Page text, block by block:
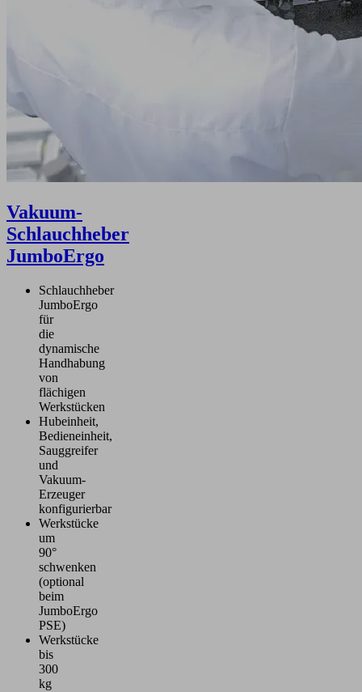
Vakuum-
Schlauchheber
JumboErgo
Schlauchheber
JumboErgo
für
die
dynamische
Handhabung
von
flächigen
Werkstücken
Hubeinheit,
Bedieneinheit,
Sauggreifer
und
Vakuum-
Erzeuger
konfigurierbar
Werkstücke
um
90°
schwenken
(optional
beim
JumboErgo
PSE)
Werkstücke
bis
300
kg